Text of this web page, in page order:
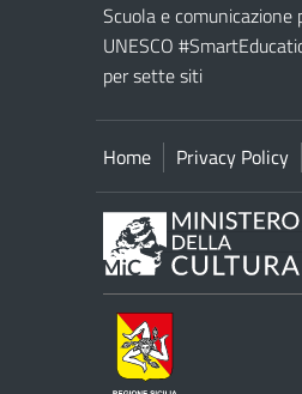
Scuola e
UNESCO
per sette siti
Home Privacy Policy